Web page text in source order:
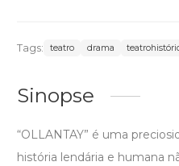
Tags: teatro drama
Sinopse
“OLLANTAY” é uma
história lendária e humana